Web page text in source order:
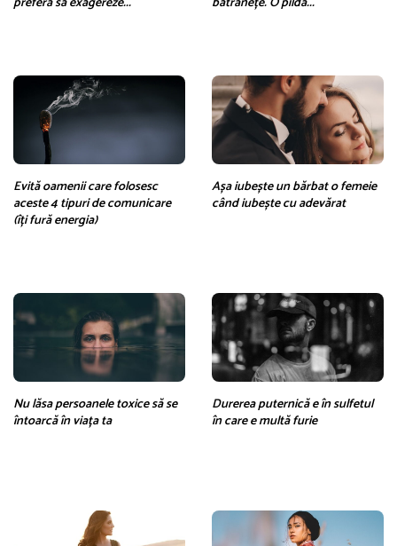
Evită oamenii care folosesc
aceste 4 tipuri de comunicare
(îți fură energia)
Așa iubește un bărbat o femeie
când iubește cu adevărat
Nu lăsa persoanele toxice să se
întoarcă în viața ta
Durerea puternică e în sulfetul
în care e multă furie